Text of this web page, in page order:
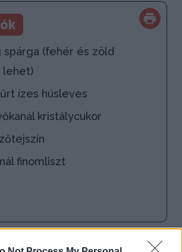
spárga (fehér és zöld
lehet)
ízes húsleves
kristálycukor
finomliszt